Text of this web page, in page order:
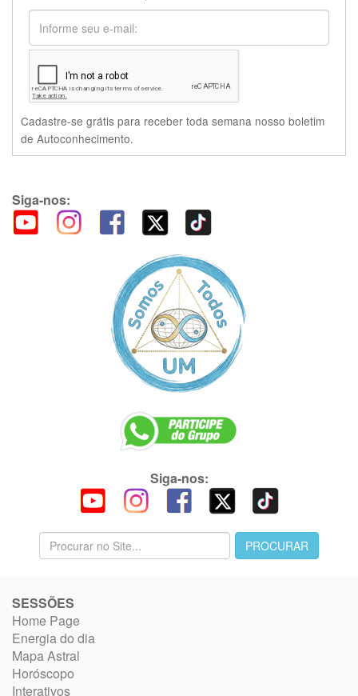
Cadastre-se grátis para receber toda semana nosso boletim
de Autoconhecimento.
Siga-nos:
Siga-nos:
SESSÕES
Home Page
Energia do dia
Mapa Astral
Horóscopo
Interativos